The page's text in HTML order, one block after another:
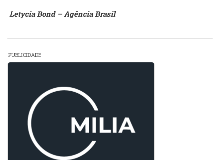
Letycia Bond – Agência Brasil
PUBLICIDADE